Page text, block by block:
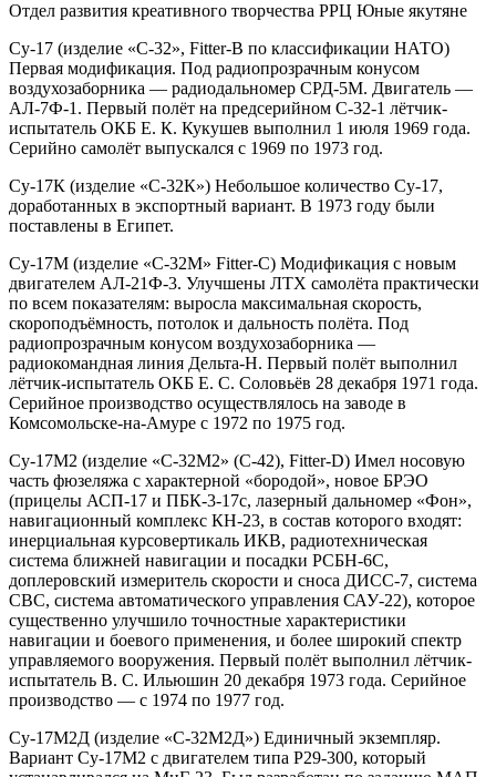
Отдел развития креативного творчества РРЦ Юные якутяне
Су-17 (изделие «С-32», Fitter-B по классификации НАТО)
Первая модификация. Под радиопрозрачным конусом
воздухозаборника — радиодальномер СРД-5М. Двигатель —
АЛ-7Ф-1. Первый полёт на предсерийном С-32-1 лётчик-
испытатель ОКБ Е. К. Кукушев выполнил 1 июля 1969 года.
Серийно самолёт выпускался с 1969 по 1973 год.
Су-17К (изделие «С-32К») Небольшое количество Су-17,
доработанных в экспортный вариант. В 1973 году были
поставлены в Египет.
Су-17М (изделие «С-32М» Fitter-C) Модификация с новым
двигателем АЛ-21Ф-3. Улучшены ЛТХ самолёта практически
по всем показателям: выросла максимальная скорость,
скороподъёмность, потолок и дальность полёта. Под
радиопрозрачным конусом воздухозаборника —
радиокомандная линия Дельта-Н. Первый полёт выполнил
лётчик-испытатель ОКБ Е. С. Соловьёв 28 декабря 1971 года.
Серийное производство осуществлялось на заводе в
Комсомольске-на-Амуре с 1972 по 1975 год.
Су-17М2 (изделие «С-32М2» (С-42), Fitter-D) Имел носовую
часть фюзеляжа с характерной «бородой», новое БРЭО
(прицелы АСП-17 и ПБК-3-17с, лазерный дальномер «Фон»,
навигационный комплекс КН-23, в состав которого входят:
инерциальная курсовертикаль ИКВ, радиотехническая
система ближней навигации и посадки РСБН-6С,
доплеровский измеритель скорости и сноса ДИСС-7, система
СВС, система автоматического управления САУ-22), которое
существенно улучшило точностные характеристики
навигации и боевого применения, и более широкий спектр
управляемого вооружения. Первый полёт выполнил лётчик-
испытатель В. С. Ильюшин 20 декабря 1973 года. Серийное
производство — с 1974 по 1977 год.
Су-17М2Д (изделие «С-32М2Д») Единичный экземпляр.
Вариант Су-17М2 с двигателем типа Р29-300, который